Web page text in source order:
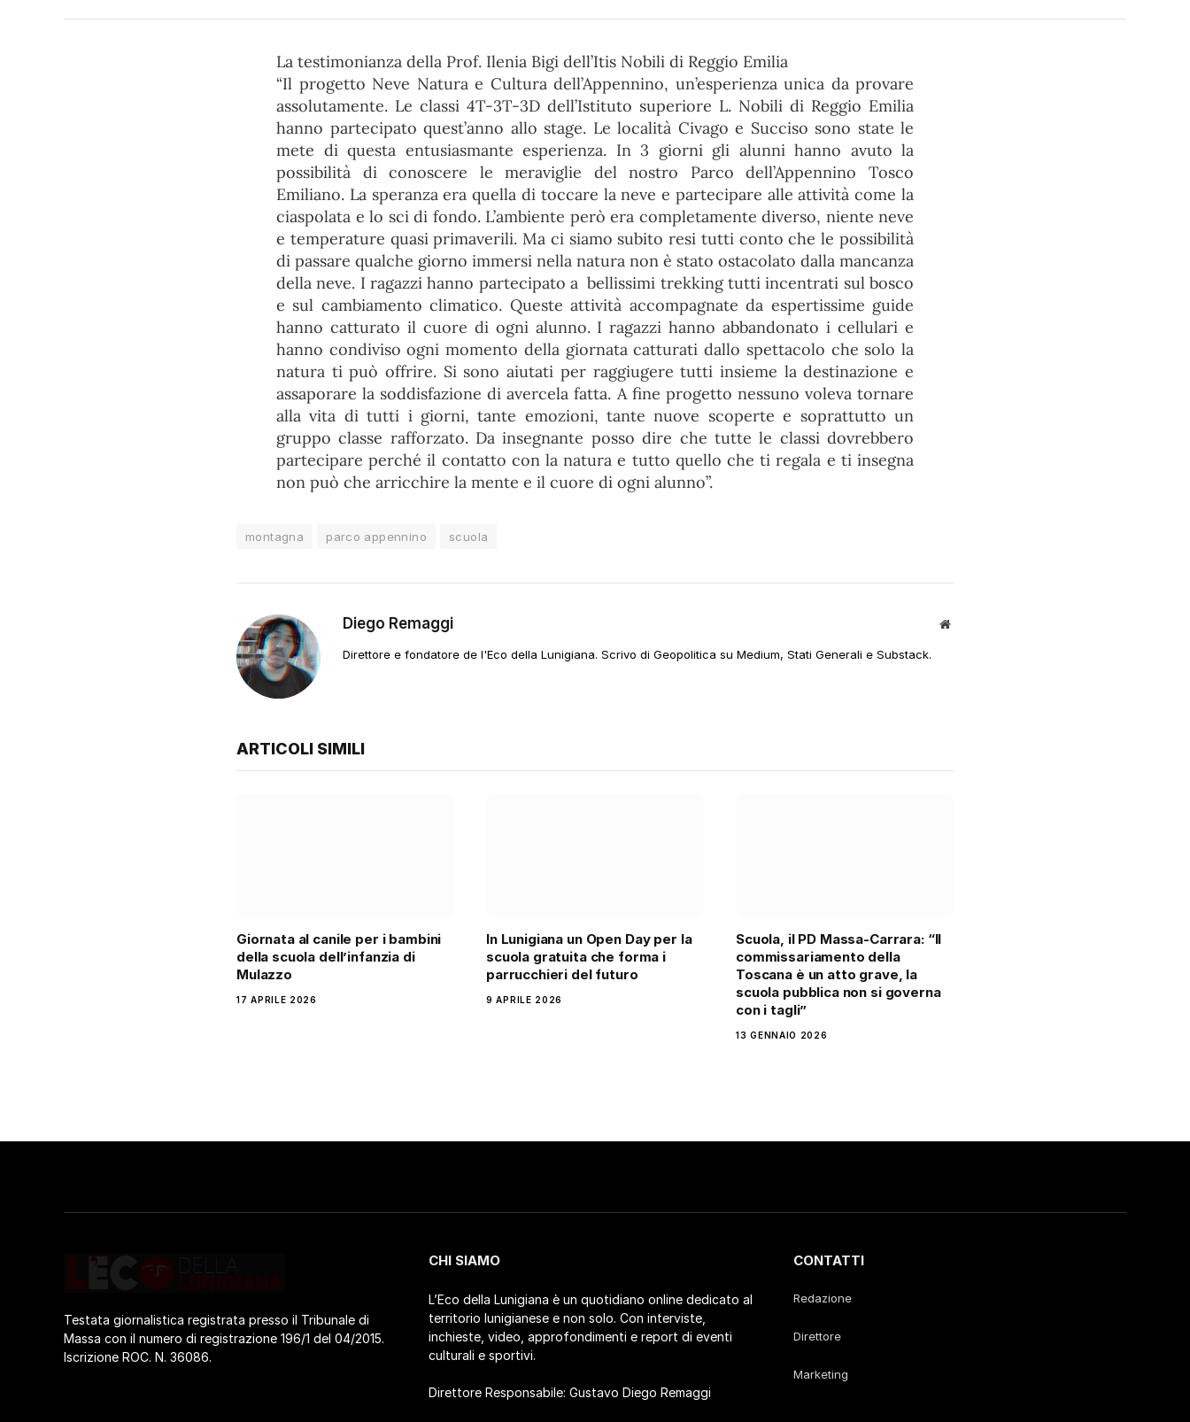
La testimonianza della Prof. Ilenia Bigi dell’Itis Nobili di Reggio Emilia
“Il progetto Neve Natura e Cultura dell’Appennino, un’esperienza unica da provare
assolutamente. Le classi 4T-3T-3D dell’Istituto superiore L. Nobili di Reggio Emilia
hanno partecipato quest’anno allo stage. Le località Civago e Succiso sono state le
mete di questa entusiasmante esperienza. In 3 giorni gli alunni hanno avuto la
possibilità di conoscere le meraviglie del nostro Parco dell’Appennino Tosco
Emiliano. La speranza era quella di toccare la neve e partecipare alle attività come la
ciaspolata e lo sci di fondo. L’ambiente però era completamente diverso, niente neve
e temperature quasi primaverili. Ma ci siamo subito resi tutti conto che le possibilità
di passare qualche giorno immersi nella natura non è stato ostacolato dalla mancanza
della neve. I ragazzi hanno partecipato a bellissimi trekking tutti incentrati sul bosco
e sul cambiamento climatico. Queste attività accompagnate da espertissime guide
hanno catturato il cuore di ogni alunno. I ragazzi hanno abbandonato i cellulari e
hanno condiviso ogni momento della giornata catturati dallo spettacolo che solo la
natura ti può offrire. Si sono aiutati per raggiugere tutti insieme la destinazione e
assaporare la soddisfazione di avercela fatta. A fine progetto nessuno voleva tornare
alla vita di tutti i giorni, tante emozioni, tante nuove scoperte e soprattutto un
gruppo classe rafforzato. Da insegnante posso dire che tutte le classi dovrebbero
partecipare perché il contatto con la natura e tutto quello che ti regala e ti insegna
non può che arricchire la mente e il cuore di ogni alunno”.
montagna parco appennino scuola
Diego Remaggi
Sito
Direttore e fondatore de l'Eco della Lunigiana. Scrivo di Geopolitica su Medium, Stati Generali e Substack.
ARTICOLI SIMILI
Giornata al canile per i bambini
della scuola dell’infanzia di
Mulazzo
17 APRILE 2026
In Lunigiana un Open Day per la
scuola gratuita che forma i
parrucchieri del futuro
9 APRILE 2026
Scuola, il PD Massa-Carrara: “Il
commissariamento della
Toscana è un atto grave, la
scuola pubblica non si governa
con i tagli”
13 GENNAIO 2026
Testata giornalistica registrata presso il Tribunale di
Massa con il numero di registrazione 196/1 del 04/2015.
Iscrizione ROC. N. 36086.
CHI SIAMO
L’Eco della Lunigiana è un quotidiano online dedicato al
territorio lunigianese e non solo. Con interviste,
inchieste, video, approfondimenti e report di eventi
culturali e sportivi.
Direttore Responsabile: Gustavo Diego Remaggi
CONTATTI
Redazione
Direttore
Marketing